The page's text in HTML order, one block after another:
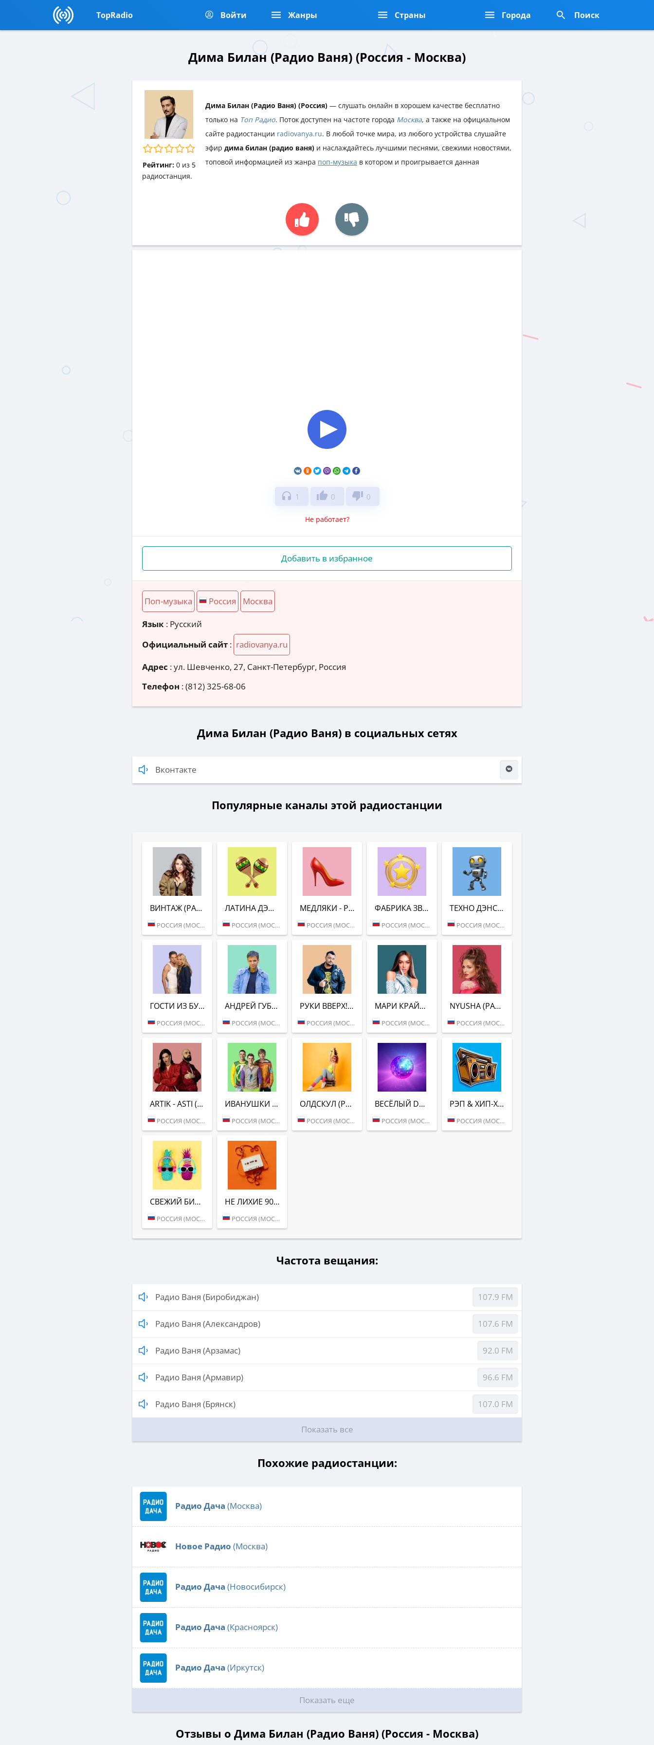
TopRadio Войти Жанры Страны Города Поиск
Дима Билан (Радио Ваня) (Россия - Москва)
Рейтинг: 0из 5
Дима Билан (Радио Ваня) (Россия) — слушать онлайн в хорошем качестве бесплатно
только на Топ Радио. Поток доступен на частоте города Москва, а также на официальном
сайте радиостанции radiovanya.ru. В любой точке мира, из любого устройства слушайте
эфир дима билан (радио ваня) и наслаждайтесь лучшими песнями, свежими новостями,
топовой информацией из жанра поп-музыка в котором и проигрывается данная
радиостанция.
headphones 1 thumb_up 0 thumb_down 0
Не работает?
Добавить в избранное
Поп-музыка Россия Москва
Язык : Русский
Официальный сайт : radiovanya.ru
Адрес :ул. Шевченко, 27, Санкт-Петербург, Россия
Телефон :(812) 325-68-06
Дима Билан (Радио Ваня) в социальных сетях
Вконтакте
Популярные каналы этой радиостанции
ВИНТАЖ (РАДИО ВАНЯ)
РОССИЯ (МОСКВА)
ЛАТИНА ДЭНС (РАДИО ВАНЯ)
РОССИЯ (МОСКВА)
МЕДЛЯКИ - РАДИО ВАНЯ
РОССИЯ (МОСКВА)
ФАБРИКА ЗВЁЗД (РАДИО ВАНЯ)
РОССИЯ (МОСКВА)
ТЕХНО ДЭНС (РАДИО ВАНЯ)
РОССИЯ (МОСКВА)
ГОСТИ ИЗ БУДУЩЕГО (РАДИО ВАНЯ)
РОССИЯ (МОСКВА)
АНДРЕЙ ГУБИН (РАДИО ВАНЯ)
РОССИЯ (МОСКВА)
РУКИ ВВЕРХ! (РАДИО ВАНЯ)
РОССИЯ (МОСКВА)
МАРИ КРАЙМБРЕРИ (РАДИО ВАНЯ)
РОССИЯ (МОСКВА)
NYUSHA (РАДИО ВАНЯ)
РОССИЯ (МОСКВА)
ARTIK - ASTI (РАДИО ВАНЯ)
РОССИЯ (МОСКВА)
ИВАНУШКИ INTERNATIONAL (РАДИО ВАНЯ)
РОССИЯ (МОСКВА)
ОЛДСКУЛ (РАДИО ВАНЯ)
РОССИЯ (МОСКВА)
ВЕСЁЛЫЙ DANCE (РАДИО ВАНЯ)
РОССИЯ (МОСКВА)
РЭП & ХИП-ХАП (РАДИО ВАНЯ)
РОССИЯ (МОСКВА)
СВЕЖИЙ БИТ (РАДИО ВАНЯ)
РОССИЯ (МОСКВА)
НЕ ЛИХИЕ 90-Е (РАДИО ВАНЯ)
РОССИЯ (МОСКВА)
Частота вещания:
Радио Ваня (Биробиджан) 107.9 FM
Радио Ваня (Александров) 107.6 FM
Радио Ваня (Арзамас) 92.0 FM
Радио Ваня (Армавир) 96.6 FM
Радио Ваня (Брянск) 107.0 FM
Показать все
Похожие радиостанции:
Радио Дача (Москва)
Новое Радио (Москва)
Радио Дача (Новосибирск)
Радио Дача (Красноярск)
Радио Дача (Иркутск)
Показать еще
Отзывы о Дима Билан (Радио Ваня) (Россия - Москва)